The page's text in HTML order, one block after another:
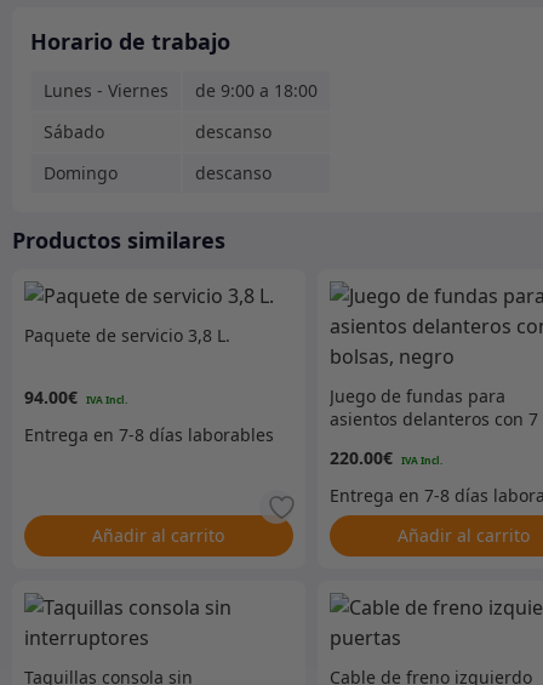
Horario de trabajo
Lunes - Viernes
de 9:00 a 18:00
Sábado
descanso
Domingo
descanso
Productos similares
Paquete de servicio 3,8 L.
94.00€
Añadir al carrito
Juego de fundas para
asientos delanteros con 7
220.00€
Añadir al carrito
Taquillas consola sin
Cable de freno izquierdo